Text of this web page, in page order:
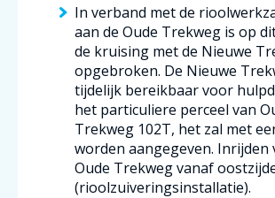
In verband met de
aan de Oude Trekweg is op
de kruising met de Nieuwe
opgebroken. De Nieuwe
tijdelijk bereikbaar voor
het particuliere perceel van
Trekweg 102T, het zal met
worden aangegeven. Inrijden
Oude Trekweg vanaf
(rioolzuiveringsinstallatie).